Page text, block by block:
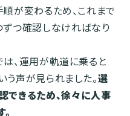
が変わるため、これまで
つ確認しなければなり
、運用が軌道に乗ると
声が見られました。選
できるため、徐々に人事